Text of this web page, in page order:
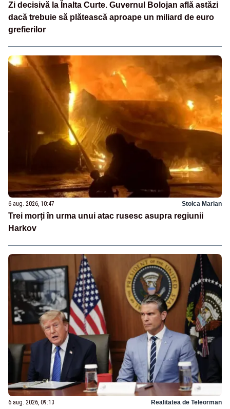
Zi decisivă la Înalta Curte. Guvernul Bolojan află astăzi
dacă trebuie să plătească aproape un miliard de euro
grefierilor
6 aug. 2026, 10:47 Stoica Marian
Trei morți în urma unui atac rusesc asupra regiunii
Harkov
6 aug. 2026, 09:13 Realitatea de Teleorman